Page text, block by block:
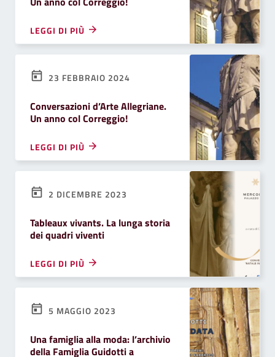
LEGGI DI PIÙ
23 FEBBRAIO 2024
Conversazioni d’Arte Allegriane.
Un anno col Correggio!
LEGGI DI PIÙ
2 DICEMBRE 2023
Tableaux vivants. La lunga storia
dei quadri viventi
LEGGI DI PIÙ
5 MAGGIO 2023
Una famiglia alla moda: l’archivio
della Famiglia Guidotti a